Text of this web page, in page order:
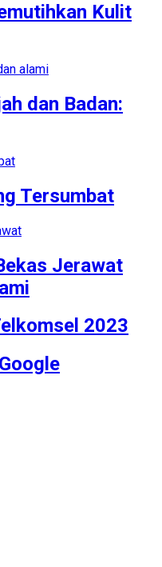
Kulit
dan Badan:
Tersumbat
Jerawat
2023